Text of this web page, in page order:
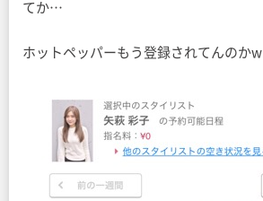
てか…
ホットペッパーもう登録されてんのかw